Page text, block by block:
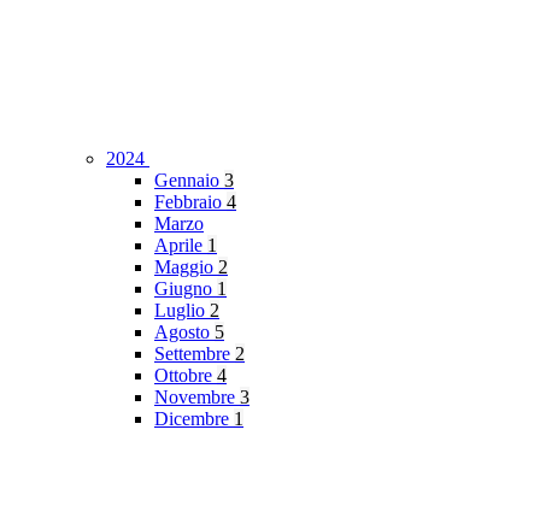
2024
Gennaio 3
Febbraio 4
Marzo
Aprile 1
Maggio 2
Giugno 1
Luglio 2
Agosto 5
Settembre 2
Ottobre 4
Novembre 3
Dicembre 1